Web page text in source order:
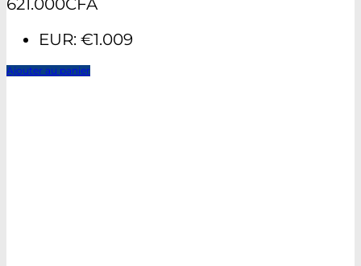
EUR: €1.009
Ajouter au panier